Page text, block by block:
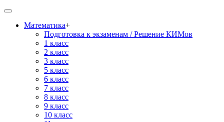
Математика+
Подготовка к экзаменам / Решение КИМов
1 класс
2 класс
3 класс
5 класс
6 класс
7 класс
8 класс
9 класс
10 класс